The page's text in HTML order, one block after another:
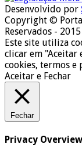
Desenvolvido por
Copyright ©
Reservados -
Este site utiliza
clicar em "Aceitar
cookies, termos e
Aceitar e Fechar
Fechar
Privacy Overview